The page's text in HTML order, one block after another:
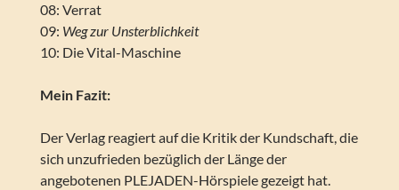
08: Verrat
09: Weg zur Unsterblichkeit
10: Die Vital-Maschine
Mein Fazit:
Der Verlag reagiert auf die Kritik der Kundschaft, die
sich unzufrieden bezüglich der Länge der
angebotenen PLEJADEN-Hörspiele gezeigt hat.